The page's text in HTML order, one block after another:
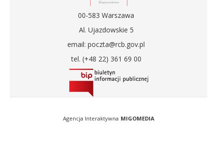
00-583 Warszawa
Al. Ujazdowskie 5
email: poczta@rcb.gov.pl
tel. (+48 22) 361 69 00
Agencja Interaktywna MIGOMEDIA